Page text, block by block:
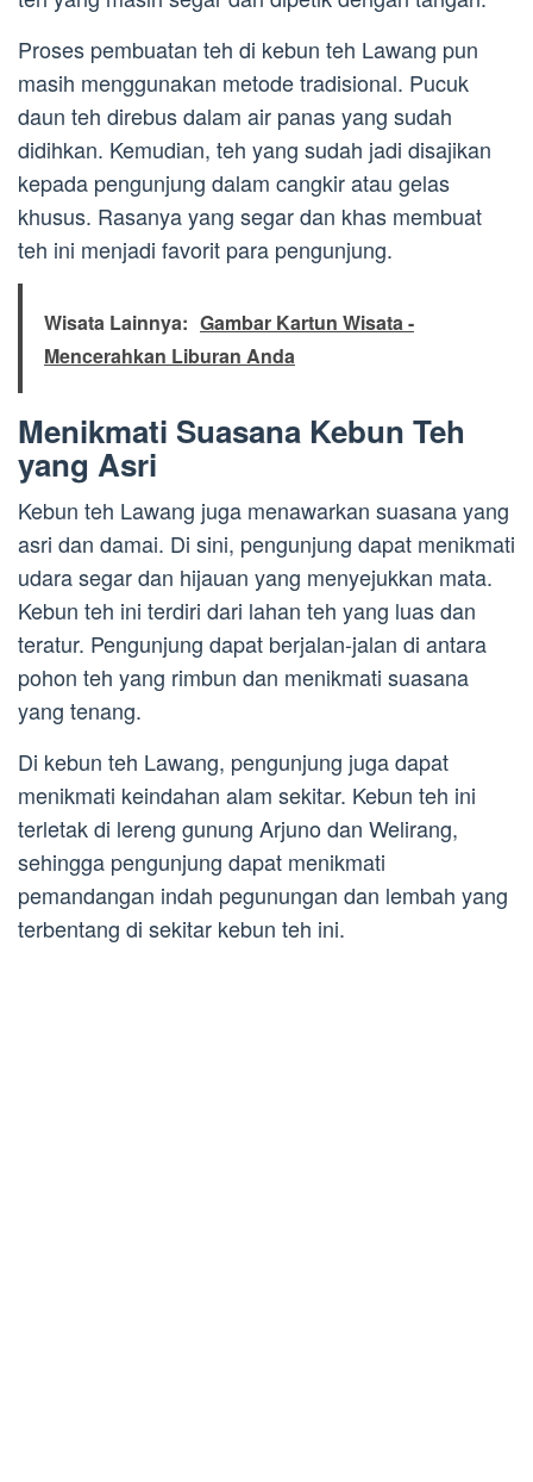
Proses pembuatan teh di kebun teh Lawang pun
masih menggunakan metode tradisional. Pucuk
daun teh direbus dalam air panas yang sudah
didihkan. Kemudian, teh yang sudah jadi disajikan
kepada pengunjung dalam cangkir atau gelas
khusus. Rasanya yang segar dan khas membuat
teh ini menjadi favorit para pengunjung.
Wisata Lainnya: Gambar Kartun Wisata -
Mencerahkan Liburan Anda
Menikmati Suasana Kebun Teh
yang Asri
Kebun teh Lawang juga menawarkan suasana yang
asri dan damai. Di sini, pengunjung dapat menikmati
udara segar dan hijauan yang menyejukkan mata.
Kebun teh ini terdiri dari lahan teh yang luas dan
teratur. Pengunjung dapat berjalan-jalan di antara
pohon teh yang rimbun dan menikmati suasana
yang tenang.
Di kebun teh Lawang, pengunjung juga dapat
menikmati keindahan alam sekitar. Kebun teh ini
terletak di lereng gunung Arjuno dan Welirang,
sehingga pengunjung dapat menikmati
pemandangan indah pegunungan dan lembah yang
terbentang di sekitar kebun teh ini.